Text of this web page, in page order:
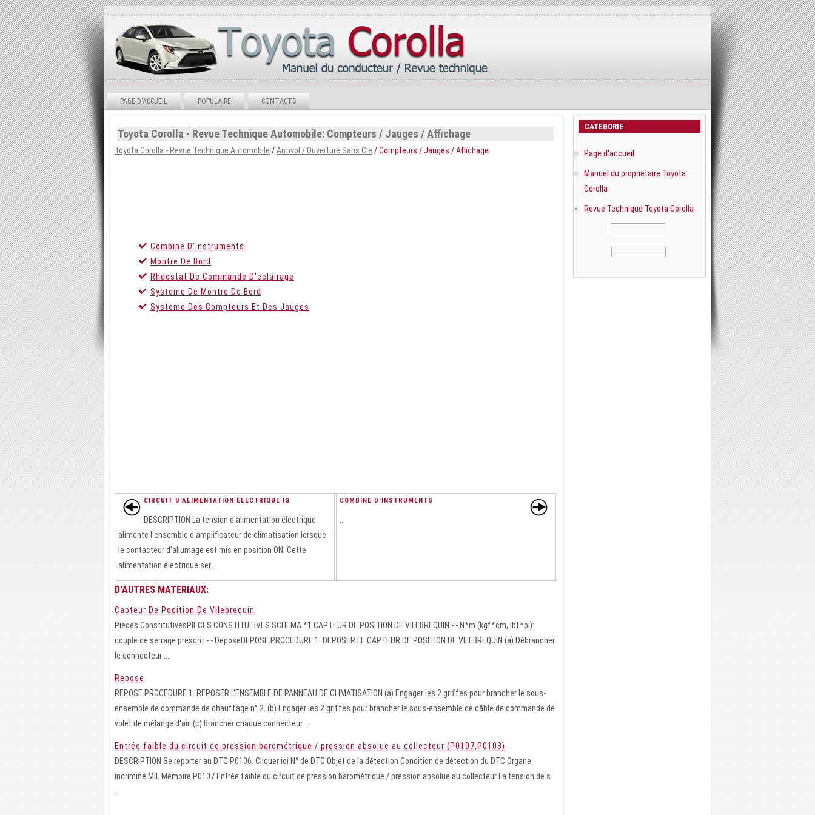
PAGE D'ACCUEIL POPULAIRE CONTACTS
Toyota Corolla - Revue Technique Automobile: Compteurs / Jauges / Affichage
Toyota Corolla - Revue Technique Automobile /Antivol / Ouverture Sans Cle / Compteurs / Jauges / Affichage
Combine D'instruments
Montre De Bord
Rheostat De Commande D'eclairage
Systeme De Montre De Bord
Systeme Des Compteurs Et Des Jauges
CIRCUIT D'ALIMENTATION ÉLECTRIQUE IG
DESCRIPTION La tension d'alimentation électrique
alimente l'ensemble d'amplificateur de climatisation lorsque
le contacteur d'allumage est mis en position ON. Cette
alimentation électrique ser ...
COMBINE D'INSTRUMENTS
D'AUTRES MATERIAUX:
Capteur De Position De Vilebrequin
Pieces ConstitutivesPIECES CONSTITUTIVES SCHEMA *1 CAPTEUR DE POSITION DE VILEBREQUIN - - N*m (kgf*cm, lbf*pi):
couple de serrage prescrit - - DeposeDEPOSE PROCEDURE 1. DEPOSER LE CAPTEUR DE POSITION DE VILEBREQUIN (a) Débrancher
le connecteur ...
Repose
REPOSE PROCEDURE 1. REPOSER L'ENSEMBLE DE PANNEAU DE CLIMATISATION (a) Engager les 2 griffes pour brancher le sous-
ensemble de commande de chauffage n° 2. (b) Engager les 2 griffes pour brancher le sous-ensemble de câble de commande de
volet de mélange d'air. (c) Brancher chaque connecteur. ...
Entrée faible du circuit de pression barométrique / pression absolue au collecteur (P0107,P0108)
DESCRIPTION Se reporter au DTC P0106. Cliquer ici N° de DTC Objet de la détection Condition de détection du DTC Organe
incriminé MIL Mémoire P0107 Entrée faible du circuit de pression barométrique / pression absolue au collecteur La tension de s
CATEGORIE
Page d'accueil
Manuel du proprietaire Toyota
Corolla
Revue Technique Toyota Corolla